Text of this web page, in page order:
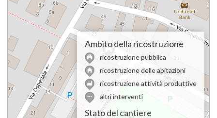
Ambito della ricostruzione
ricostruzione pubblica
ricostruzione delle abitazioni
ricostruzione attività produttive
altri interventi
Stato del cantiere